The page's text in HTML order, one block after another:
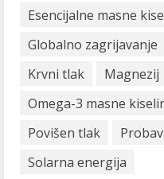
Esencijalne masne
Globalno zagrijavanje
Krvni tlak
Magnezij
Omega-3 masne
Povišen tlak
Solarna energija